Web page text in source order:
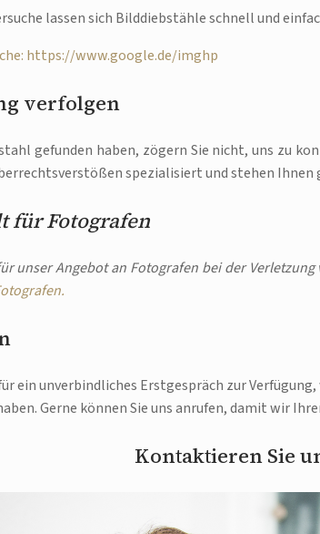
lassen sich Bilddiebstähle schnell und
https://www.google.de/imghp
verfolgen
gefunden haben, zögern Sie nicht, uns zu
spezialisiert und stehen Ihnen
für Fotografen
unser Angebot an Fotografen bei der
ein unverbindliches Erstgespräch zur
Gerne können Sie uns anrufen, damit wir
Kontaktieren Sie